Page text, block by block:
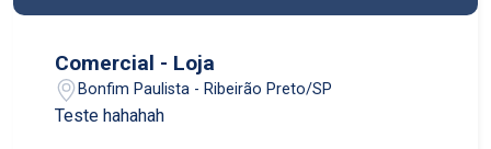
Comercial - Loja
Bonfim Paulista - Ribeirão Preto/SP
Teste hahahah